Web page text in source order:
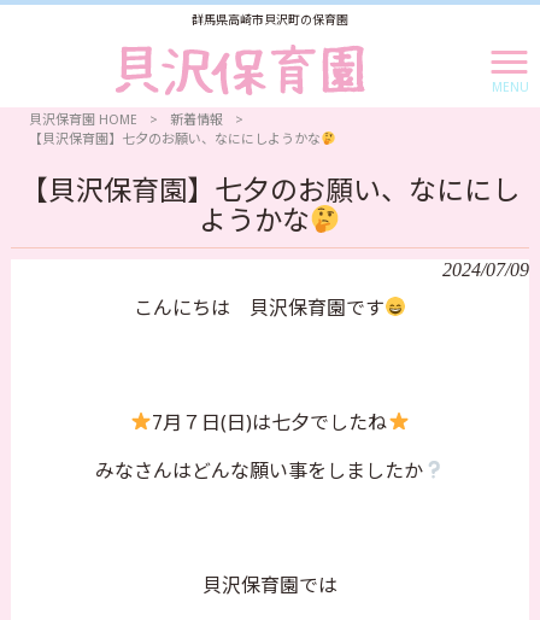
群馬県高崎市貝沢町の保育園
MENU
貝沢保育園 HOME > 新着情報
>
【貝沢保育園】七夕のお願い、なににしようかな
【貝沢保育園】七夕のお願い、なににし
ようかな
2024/07/09
こんにちは 貝沢保育園です
7月７日(日)は七夕でしたね
みなさんはどんな願い事をしましたか
貝沢保育園では